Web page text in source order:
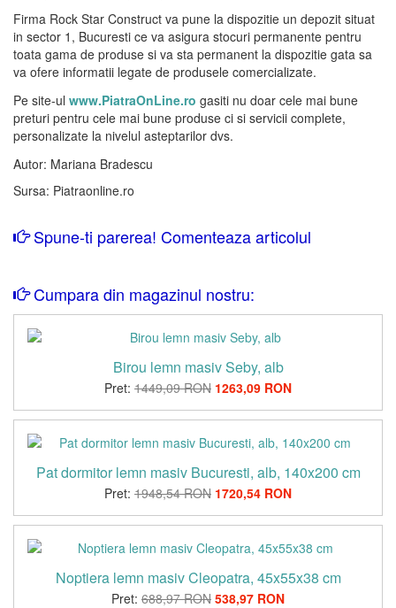
Firma Rock Star Construct va pune la dispozitie un depozit situat
in sector 1, Bucuresti ce va asigura stocuri permanente pentru
toata gama de produse si va sta permanent la dispozitie gata sa
va ofere informatii legate de produsele comercializate.
Pe site-ul www.PiatraOnLine.ro gasiti nu doar cele mai bune
preturi pentru cele mai bune produse ci si servicii complete,
personalizate la nivelul asteptarilor dvs.
Autor: Mariana Bradescu
Sursa: Piatraonline.ro
Spune-ti parerea! Comenteaza articolul
Cumpara din magazinul nostru:
Birou lemn masiv Seby, alb
Pret: 1449,09 RON 1263,09 RON
Pat dormitor lemn masiv Bucuresti, alb, 140x200 cm
Pret: 1948,54 RON 1720,54 RON
Noptiera lemn masiv Cleopatra, 45x55x38 cm
Pret: 688,97 RON 538,97 RON